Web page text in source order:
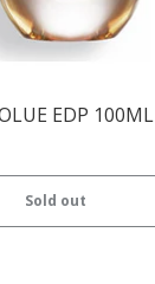
EDP 100ML
Sold out